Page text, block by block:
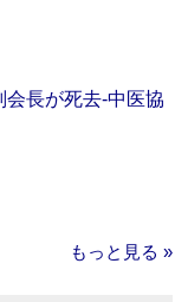
会長が死去‐中医協
もっと見る »